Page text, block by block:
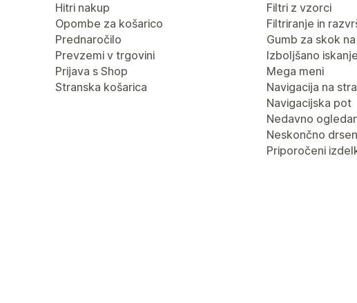
Hitri nakup
Opombe za košarico
Prednaročilo
Prevzemi v trgovini
Prijava s Shop
Stranska košarica
Filtri z vzorci
Filtriranje in
Gumb za skok
Izboljšano iskanje
Mega meni
Navigacija na
Navigacijska pot
Nedavno
Neskončno
Priporočeni